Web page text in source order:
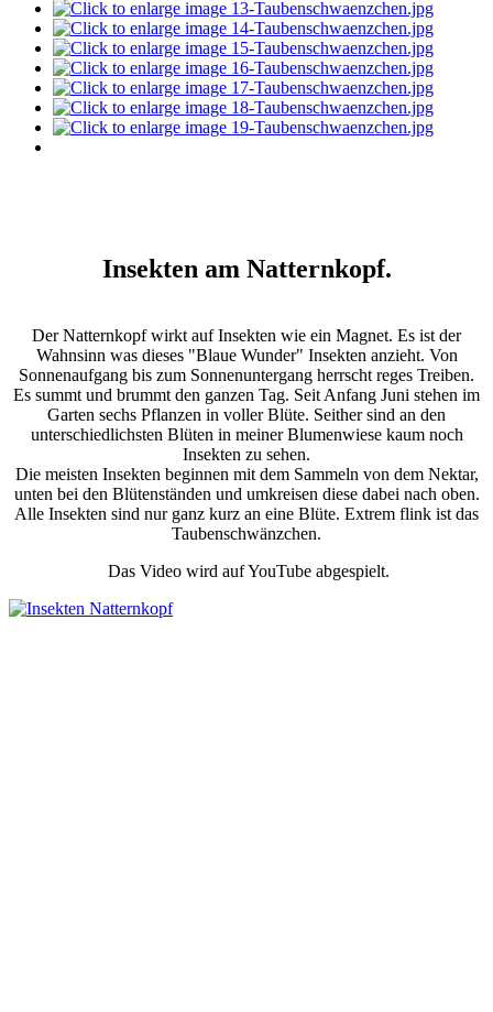
Insekten am Natternkopf.
Der Natternkopf wirkt auf Insekten wie ein Magnet. Es ist der
Wahnsinn was dieses "Blaue Wunder" Insekten anzieht. Von
Sonnenaufgang bis zum Sonnenuntergang herrscht reges Treiben.
Es summt und brummt den ganzen Tag. Seit Anfang Juni stehen im
Garten sechs Pflanzen in voller Blüte. Seither sind an den
unterschiedlichsten Blüten in meiner Blumenwiese kaum noch
Insekten zu sehen.
Die meisten Insekten beginnen mit dem Sammeln von dem Nektar,
unten bei den Blütenständen und umkreisen diese dabei nach oben.
Alle Insekten sind nur ganz kurz an eine Blüte. Extrem flink ist das
Taubenschwänzchen.
Das Video wird auf YouTube abgespielt.